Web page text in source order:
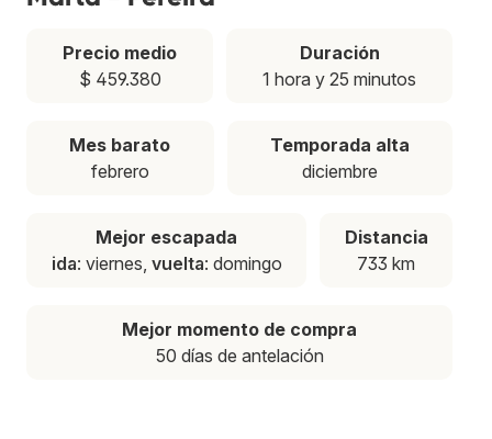
Precio medio
$ 459.380
Duración
1 hora y 25 minutos
Mes barato
febrero
Temporada alta
diciembre
Mejor escapada
ida: viernes, vuelta: domingo
Distancia
733 km
Mejor momento de compra
50 días de antelación